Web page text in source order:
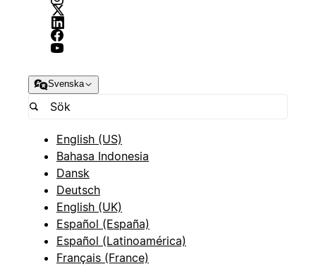
Svenska
English (US)
Bahasa Indonesia
Dansk
Deutsch
English (UK)
Español (España)
Español (Latinoamérica)
Français (France)